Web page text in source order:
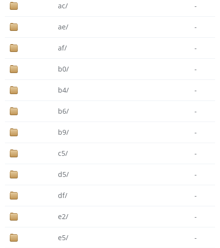
ac/ -
ae/ -
af/ -
b0/ -
b4/ -
b6/ -
b9/ -
c5/ -
d5/ -
df/ -
e2/ -
e5/ -